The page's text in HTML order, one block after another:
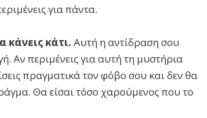
για πάντα.
κάνεις κάτι. Αυτή η αντίδραση σου
Αν περιμένεις για αυτή τη μυστήρια
πραγματικά τον φόβο σου και δεν θα
Θα είσαι τόσο χαρούμενος που το